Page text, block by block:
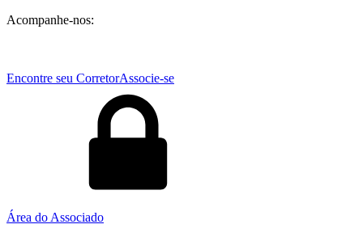
Acompanhe-nos:
Encontre seu CorretorAssocie-se
Área do Associado